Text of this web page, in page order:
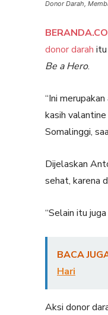
Donor Darah,
BERANDA.CO
donor darah
Be a Hero.
“Ini
kasih
Somalinggi,
Dijelaskan
sehat, karena
“Selain itu
BACA
Hari
Aksi donor